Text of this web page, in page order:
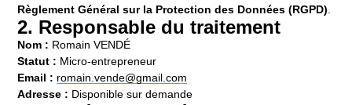
Règlement Général sur la Protection des Données (RGPD)
2. Responsable du traitement
Nom : Romain VENDÉ
Statut : Micro-entrepreneur
Email : romain.vende@gmail.com
Adresse : Disponible sur demande